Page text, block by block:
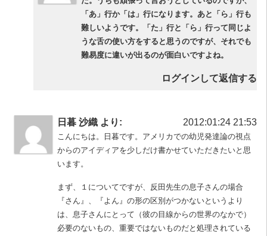
「あ」行か「は」行になります。あと「ら」行も
難しいようです。「た」行と「ら」行って同じよ
うな舌の使い方をすると思うのですが、それでも
難易度に違いが出るのが面白いですよね。
ログインして返信する
日暮 沙織 より: 2012:01:24 21:53
こんにちは。日暮です。アメリカでの幼児発達論の視点
からのアイディアを少しだけ書かせていただきたいと思
います。
まず、１についてですが、反田先生の息子さんの場合
『さん』、『よん』の形の区別がつかないというより
は、息子さんにとって（彼の目線からの世界のなかで）
必要のないもの、重要ではないものだと処理されている